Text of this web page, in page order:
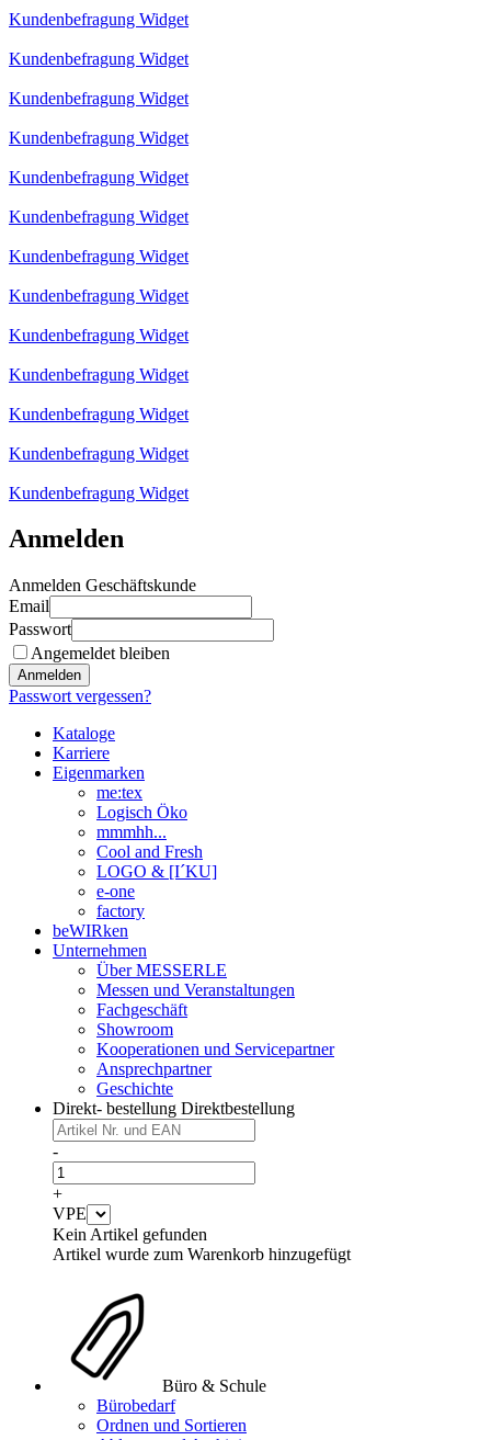
Kundenbefragung Widget
Kundenbefragung Widget
Kundenbefragung Widget
Kundenbefragung Widget
Kundenbefragung Widget
Kundenbefragung Widget
Kundenbefragung Widget
Kundenbefragung Widget
Kundenbefragung Widget
Kundenbefragung Widget
Kundenbefragung Widget
Kundenbefragung Widget
Kundenbefragung Widget
Anmelden
Anmelden Geschäftskunde
Email
Passwort
Angemeldet bleiben
Anmelden
Passwort vergessen?
Kataloge
Karriere
Eigenmarken
me:tex
Logisch Öko
mmmhh...
Cool and Fresh
LOGO & [I´KU]
e-one
factory
beWIRken
Unternehmen
Über MESSERLE
Messen und Veranstaltungen
Fachgeschäft
Showroom
Kooperationen und Servicepartner
Ansprechpartner
Geschichte
Direkt- bestellung Direktbestellung
-
+
VPE
Kein Artikel gefunden
Artikel wurde zum Warenkorb hinzugefügt
Büro & Schule
Bürobedarf
Ordnen und Sortieren